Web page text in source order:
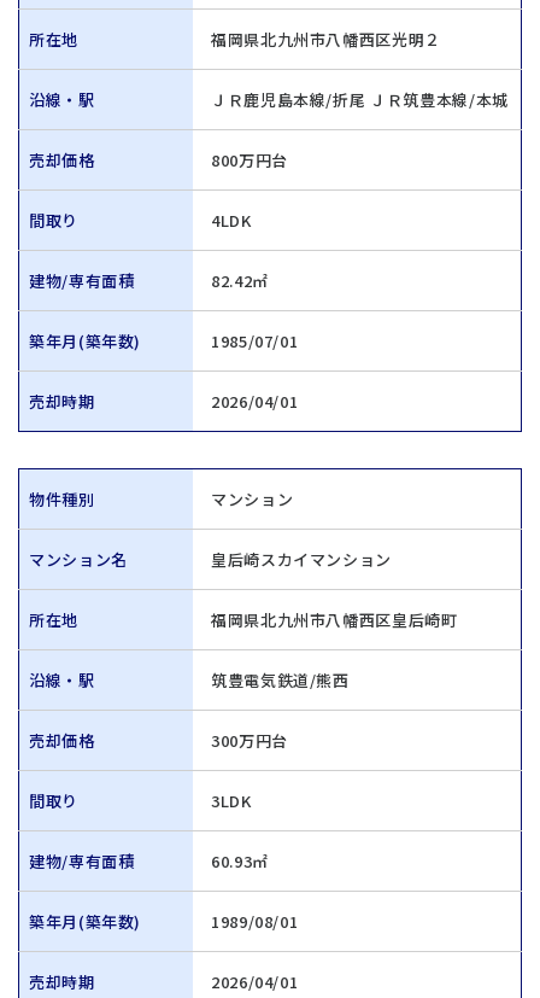
所在地 福岡県北九州市八幡西区光明２
沿線・駅 ＪＲ鹿児島本線/折尾 ＪＲ筑豊本線/本城
売却価格 800万円台
間取り 4LDK
建物/専有面積 82.42㎡
築年月(築年数) 1985/07/01
売却時期 2026/04/01
物件種別 マンション
マンション名 皇后崎スカイマンション
所在地 福岡県北九州市八幡西区皇后崎町
沿線・駅 筑豊電気鉄道/熊西
売却価格 300万円台
間取り 3LDK
建物/専有面積 60.93㎡
築年月(築年数) 1989/08/01
売却時期 2026/04/01